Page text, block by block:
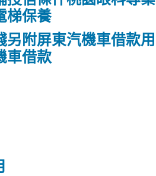
梯保養
另附屏東汽機車借款用
車借款